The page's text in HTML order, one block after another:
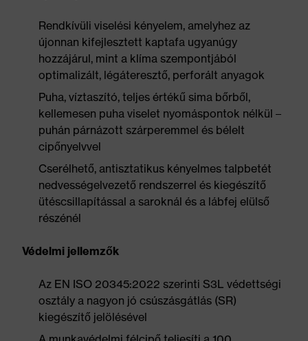
Rendkívüli viselési kényelem, amelyhez az
újonnan kifejlesztett kaptafa ugyanúgy
hozzájárul, mint a klíma szempontjából
optimalizált, légáteresztő, perforált anyagok
Puha, víztaszító, teljes értékű sima bőrből,
kellemesen puha viselet nyomáspontok nélkül –
puhán párnázott szárperemmel és bélelt
cipőnyelvvel
Cserélhető, antisztatikus kényelmes talpbetét
nedvességelvezető rendszerrel és kiegészítő
ütéscsillapítással a saroknál és a lábfej elülső
részénél
Védelmi jellemzők
Az EN ISO 20345:2022 szerinti S3L védettségi
osztály a nagyon jó csúszásgátlás (SR)
kiegészítő jelölésével